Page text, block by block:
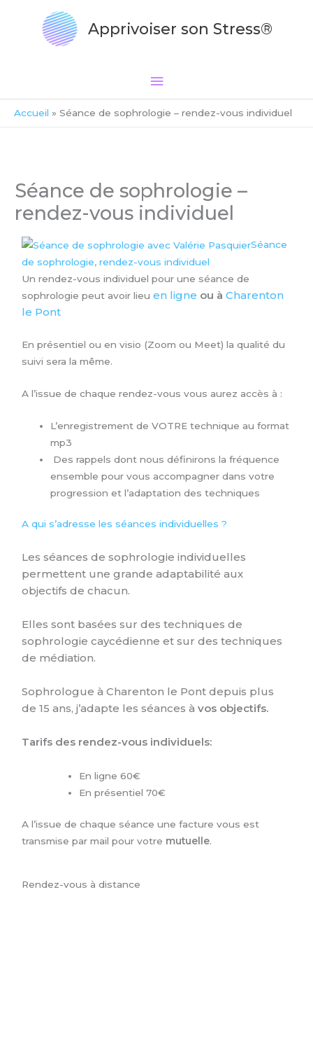
Apprivoiser son Stress®
Accueil Séance de sophrologie – rendez-vous individuel
Séance de sophrologie –
rendez-vous individuel
Séance
de sophrologie, rendez-vous individuel
Un rendez-vous individuel pour une séance de
sophrologie peut avoir lieuen ligne ou àCharenton
le Pont
En présentiel ou en visio (Zoom ou Meet) la qualité du
suivi sera la même.
A l’issue de chaque rendez-vous vous aurez accès à :
L’enregistrement de VOTRE technique au format
mp3
Des rappels dont nous définirons la fréquence
ensemble pour vous accompagner dans votre
progression et l’adaptation des techniques
A qui s’adresse les séances individuelles ?
Les séances de sophrologie individuelles
permettent une grande adaptabilité aux
objectifs de chacun.
Elles sont basées sur des techniques de
sophrologie caycédienne et sur des techniques
de médiation.
Sophrologue à Charenton le Pont depuis plus
de 15 ans, j’adapte les séances àvos objectifs.
Tarifs des rendez-vous individuels:
En ligne 60€
En présentiel 70€
A l’issue de chaque séance une facture vous est
transmise par mail pour votre mutuelle.
Rendez-vous à distance